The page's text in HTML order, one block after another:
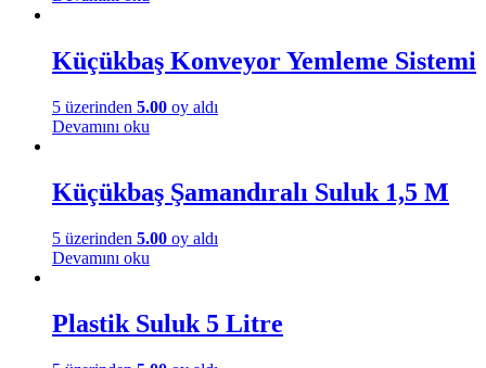
Küçükbaş Konveyor Yemleme Sistemi
5 üzerinden 5.00 oy aldı
Devamını oku
Küçükbaş Şamandıralı Suluk 1,5 M
5 üzerinden 5.00 oy aldı
Devamını oku
Plastik Suluk 5 Litre